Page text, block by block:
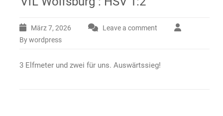
März 7, 2026
Leave a comment
By wordpress
3 Elfmeter und zwei für uns. Auswärtssieg!